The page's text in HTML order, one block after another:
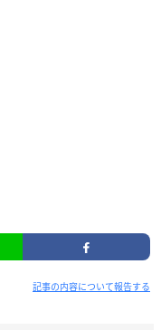
記事の内容について報告する